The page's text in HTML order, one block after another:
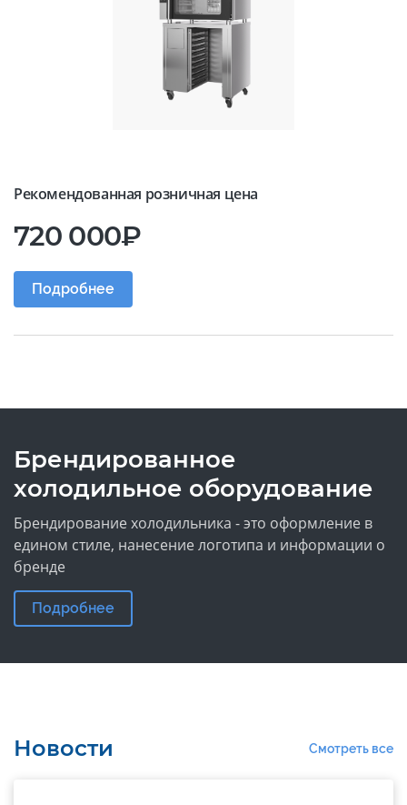
Рекомендованная розничная цена
720 000₽
Подробнее
Брендированное
холодильное оборудование
Брендирование холодильника - это оформление в
едином стиле, нанесение логотипа и информации о
бренде
Подробнее
Новости Смотреть все